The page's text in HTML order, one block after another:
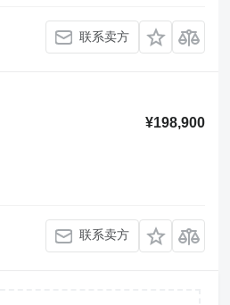
联系卖方
¥198,900
联系卖方